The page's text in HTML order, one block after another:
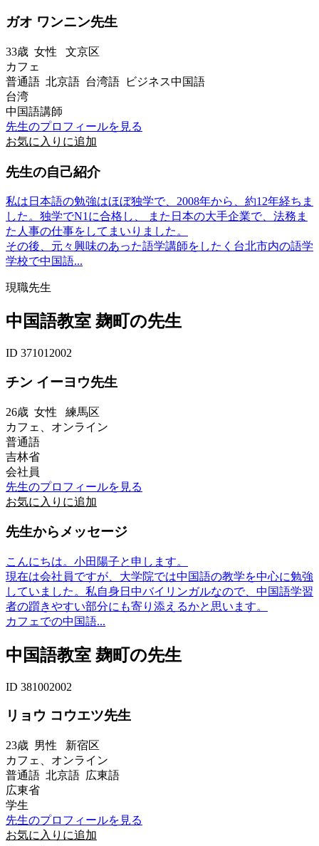
ガオ ワンニン先生
33歳 女性 文京区
カフェ
普通語 北京語 台湾語 ビジネス中国語
台湾
中国語講師
先生のプロフィールを見る
お気に入りに追加
先生の自己紹介
私は日本語の勉強はほぼ独学で、2008年から、約12年経ちま
した。独学でN1に合格し、 また日本の大手企業で、法務ま
た人事の仕事をしてまいりました。
その後、元々興味のあった語学講師をしたく台北市内の語学
学校で中国語...
現職先生
中国語教室 麹町の先生
ID 371012002
チン イーヨウ先生
26歳 女性 練馬区
カフェ、オンライン
普通語
吉林省
会社員
先生のプロフィールを見る
お気に入りに追加
先生からメッセージ
こんにちは。小田陽子と申します。
現在は会社員ですが、大学院では中国語の教学を中心に勉強
していました。私自身日中バイリンガルなので、中国語学習
者の躓きやすい部分にも寄り添えるかと思います。
カフェでの中国語...
中国語教室 麹町の先生
ID 381002002
リョウ コウエツ先生
23歳 男性 新宿区
カフェ、オンライン
普通語 北京語 広東語
広東省
学生
先生のプロフィールを見る
お気に入りに追加